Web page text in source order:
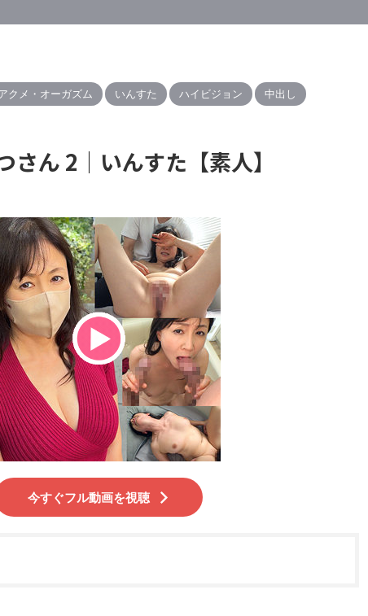
クメ・オーガズム いんすた ハイビジョン 中出し
ん 2｜いんすた【素人】
今すぐフル動画を視聴